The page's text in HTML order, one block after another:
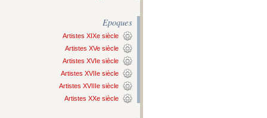
Epoques
Artistes XIXe siècle
Artistes XVe siècle
Artistes XVIe siècle
Artistes XVIIe siècle
Artistes XVIIIe siècle
Artistes XXe siècle